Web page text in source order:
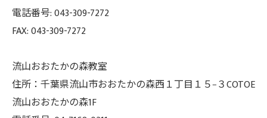
電話番号: 043-309-7272
FAX: 043-309-7272
流山おおたかの森教室
住所：千葉県流山市おおたかの森西１丁目１５−３COTOE
流山おおたかの森1F